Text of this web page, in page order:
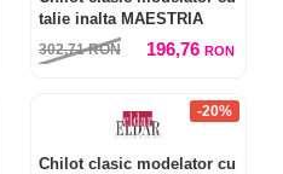
talie inalta MAESTRIA
302,71RON 196,76 RON
-20%
Chilot clasic modelator cu